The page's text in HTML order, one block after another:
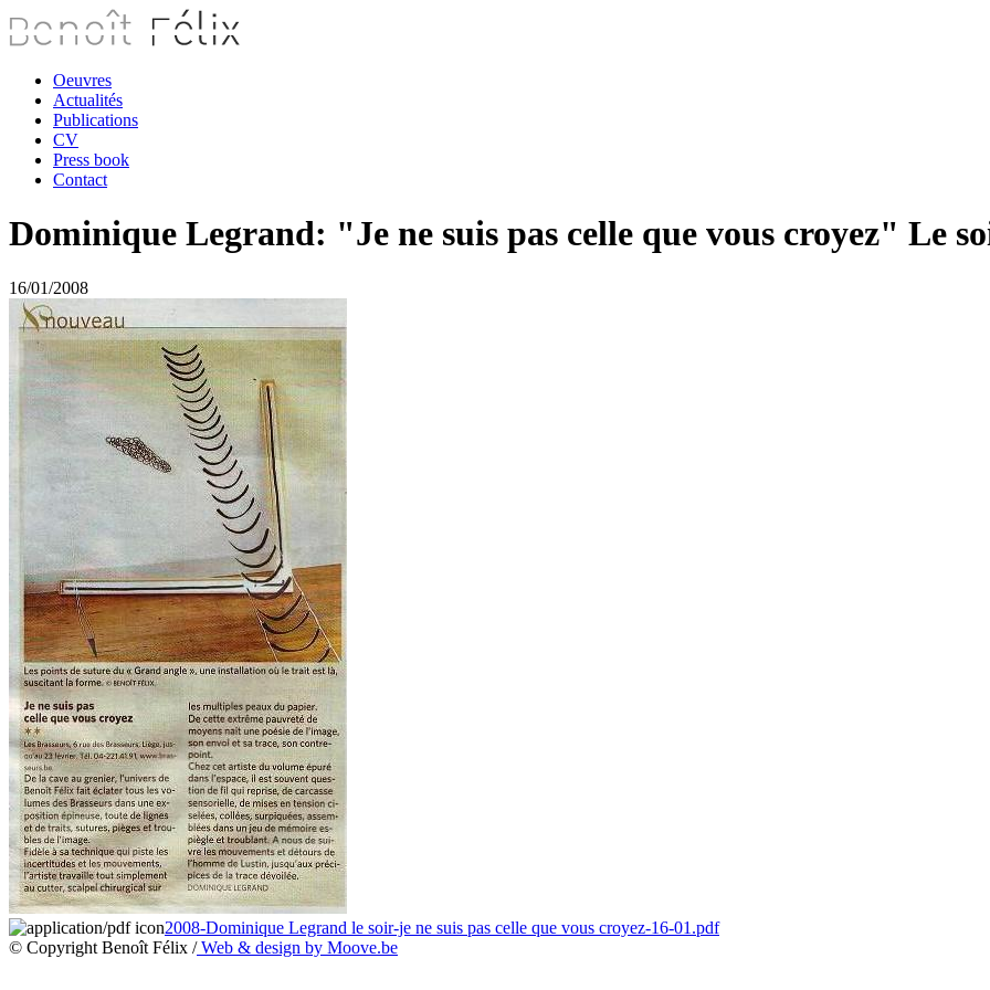
Oeuvres
Actualités
Publications
CV
Press book
Contact
Dominique Legrand: "Je ne suis pas celle que vous croyez" Le
16/01/2008
2008-Dominique Legrand le soir-je ne suis pas celle que vous croyez-16-01.pdf
© Copyright Benoît Félix /Web & design by Moove.be